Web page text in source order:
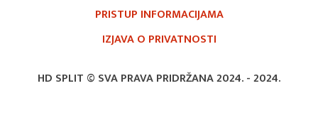
HD SPLIT © SVA PRAVA PRIDRŽANA 2024. -2024.
PRISTUP INFORMACIJAMA
IZJAVA O PRIVATNOSTI